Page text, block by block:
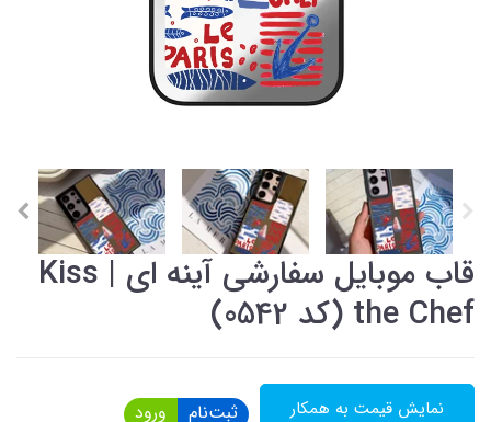
قاب موبایل سفارشی آینه ای | Kiss
the Chef (کد 0542)
نمایش قیمت به همکار ثبت‌نام ورود